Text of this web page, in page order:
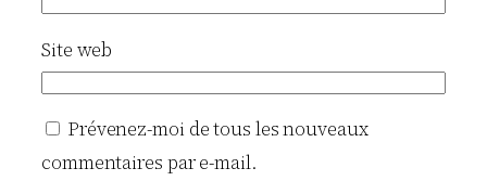
Site web
Prévenez-moi de tous les nouveaux
commentaires par e-mail.